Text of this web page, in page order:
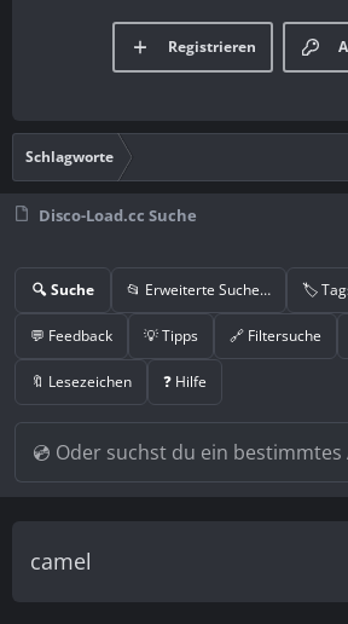
Registrieren
Schlagworte
Disco-Load.cc Suche
🔍 Suche 📂 Erweiterte Suche… 🏷️
💬 Feedback 💡 Tipps 🔗 Filtersuche
🔖 Lesezeichen ❓ Hilfe
camel